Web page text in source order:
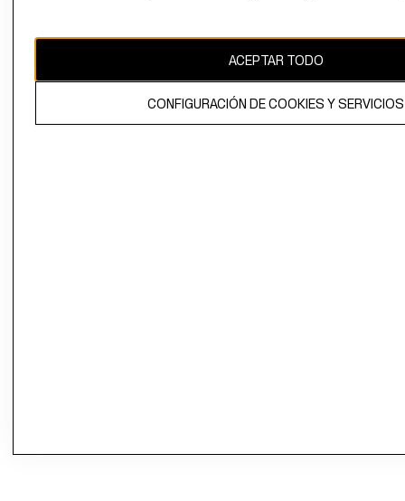
propiedad de H&M Hennes & Mauritz AB.ACEPTAR TODO
CONFIGURACIÓN DE COOKIES Y SERVICIOS